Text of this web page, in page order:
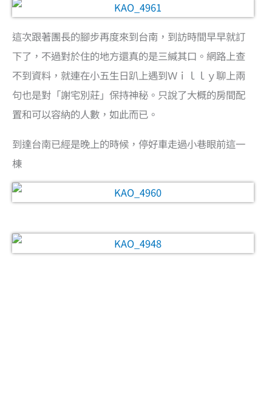
這次跟著團長的腳步再度來到台南，到訪時間早早就訂
下了，不過對於住的地方還真的是三緘其口。網路上查
不到資料，就連在小五生日趴上遇到Ｗｉｌｌｙ聊上兩
句也是對「謝宅別莊」保持神秘。只說了大概的房間配
置和可以容納的人數，如此而已。
到達台南已經是晚上的時候，停好車走過小巷眼前這一
棟